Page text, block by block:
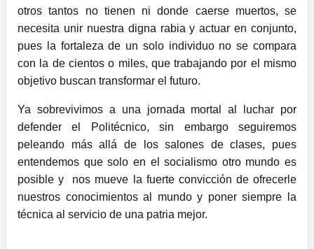
otros tantos no tienen ni donde caerse muertos, se
necesita unir nuestra digna rabia y actuar en conjunto,
pues la fortaleza de un solo individuo no se compara
con la de cientos o miles, que trabajando por el mismo
objetivo buscan transformar el futuro.
Ya sobrevivimos a una jornada mortal al luchar por
defender el Politécnico, sin embargo seguiremos
peleando más allá de los salones de clases, pues
entendemos que solo en el socialismo otro mundo es
posible y nos mueve la fuerte convicción de ofrecerle
nuestros conocimientos al mundo y poner siempre la
técnica al servicio de una patria mejor.